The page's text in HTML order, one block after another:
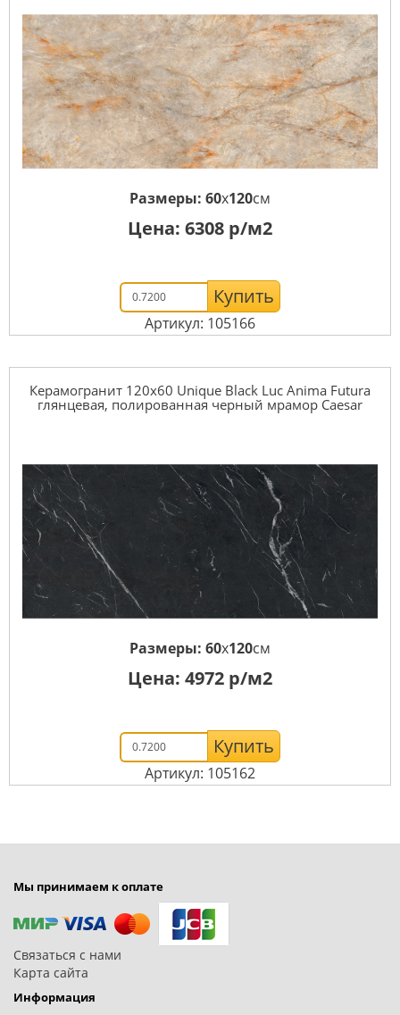
Размеры: 60x120см
Цена: 6308 р/м2
Купить
Артикул: 105166
Керамогранит 120x60 Unique Black Luc Anima Futura
глянцевая, полированная черный мрамор Caesar
Размеры: 60x120см
Цена: 4972 р/м2
Купить
Артикул: 105162
Мы принимаем к оплате
Связаться с нами
Карта сайта
Информация